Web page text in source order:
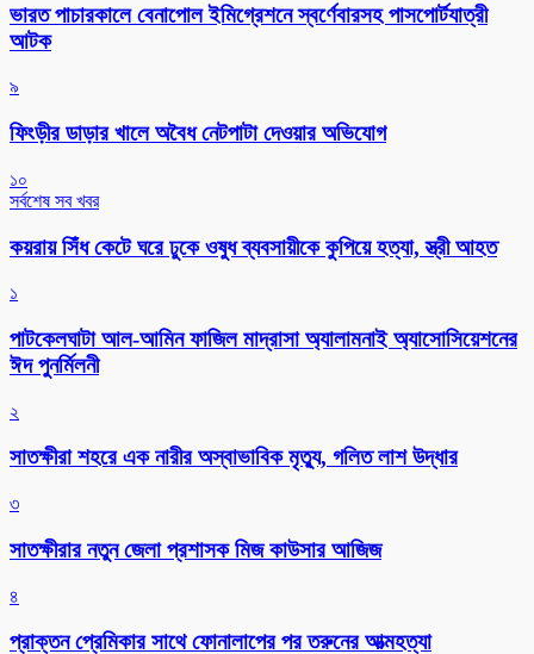
ভারত পাচারকালে বেনাপোল ইমিগ্রেশনে স্বর্ণেবারসহ পাসপোর্টযাত্রী
আটক
৯
ফিংড়ীর ডাড়ার খালে অবৈধ নেটপাটা দেওয়ার অভিযোগ
১০
সর্বশেষ সব খবর
কয়রায় সিঁধ কেটে ঘরে ঢুকে ওষুধ ব্যবসায়ীকে কুপিয়ে হত্যা, স্ত্রী আহত
১
পাটকেলঘাটা আল-আমিন ফাজিল মাদ্রাসা অ্যালামনাই অ্যাসোসিয়েশনের
ঈদ পুনর্মিলনী
২
সাতক্ষীরা শহরে এক নারীর অস্বাভাবিক মৃত্যু, গলিত লাশ উদ্ধার
৩
সাতক্ষীরার নতুন জেলা প্রশাসক মিজ কাউসার আজিজ
৪
প্রাক্তন প্রেমিকার সাথে ফোনালাপের পর তরুনের আত্মহত্যা